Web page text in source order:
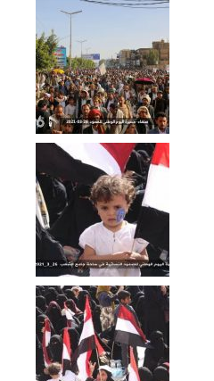
كبيرة في العاصمة صنعاء
اليمنية إحياء لذكرى
1443هـ
في كلمته بمناسبة اليوم
يشيد بالصمود الشعبي
اليمنية لتعليق
على دول العدوان لثلاثة
السيد عبدالملك بدر الدين
اليوم الوطني للصمود
– حلقة خاصة بمناسبة قدوم
من الصمود من اليتمة